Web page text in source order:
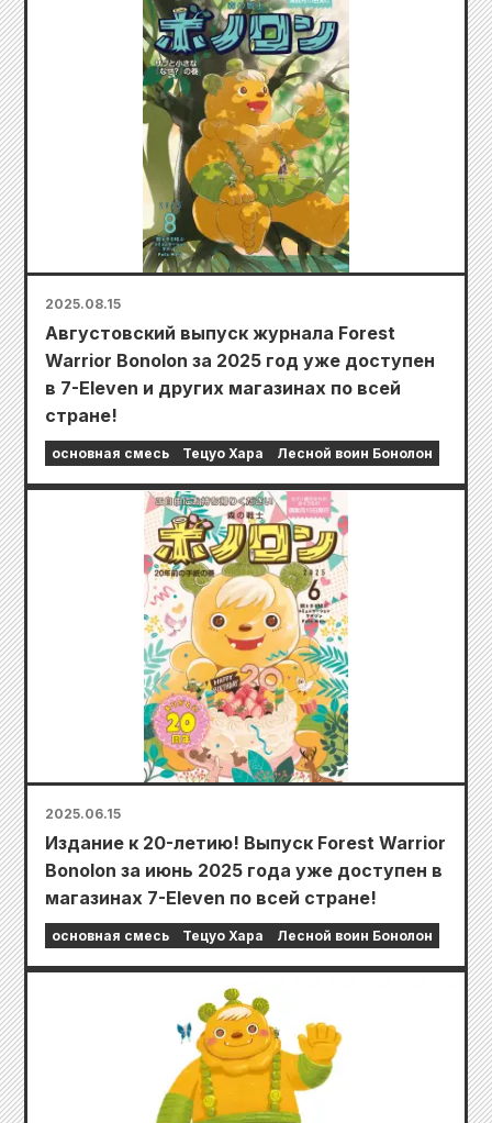
2025.08.15
Августовский выпуск журнала Forest
Warrior Bonolon за 2025 год уже доступен
в 7-Eleven и других магазинах по всей
стране!
основная смесь Тецуо Хара Лесной воин Бонолон
2025.06.15
Издание к 20-летию! Выпуск Forest Warrior
Bonolon за июнь 2025 года уже доступен в
магазинах 7-Eleven по всей стране!
основная смесь Тецуо Хара Лесной воин Бонолон